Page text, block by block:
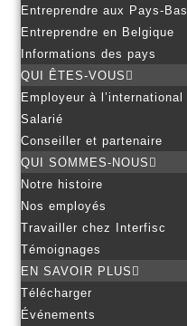
Entreprendre aux Pays-Bas
Entreprendre en Belgique
Informations des pays
QUI ÊTES-VOUS
Employeur à l’international
Salarié
Conseiller et partenaire
QUI SOMMES-NOUS
Notre histoire
Nos employés
Travailler chez Interfisc
Témoignages
EN SAVOIR PLUS
Télécharger
Événements